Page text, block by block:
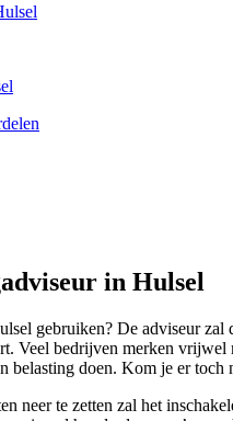
in Hulsel
gebruiken? De adviseur
Veel bedrijven merken
belasting doen. Kom je er
neer te zetten zal het